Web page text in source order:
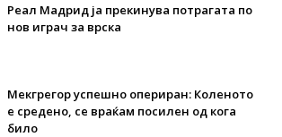
Реал Мадрид ја прекинува потрагата по
нов играч за врска
Мекгрегор успешно опериран: Коленото
е средено, се враќам посилен од кога
било